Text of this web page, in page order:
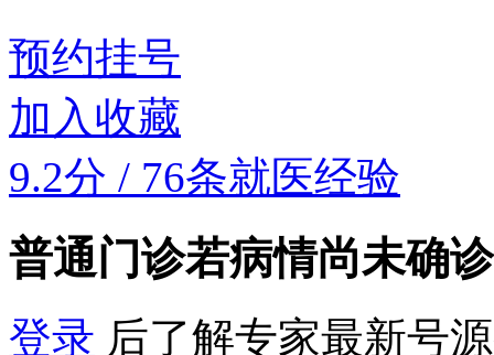
预约挂号
加入收藏
9.2分 / 76条就医经验
普通门诊若病情尚未确
登录 后了解专家最新号